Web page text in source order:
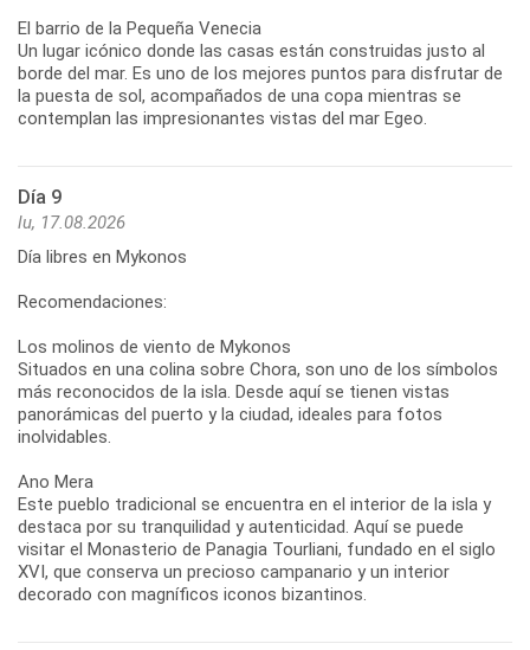
El barrio de la Pequeña Venecia
Un lugar icónico donde las casas están construidas justo al
borde del mar. Es uno de los mejores puntos para disfrutar de
la puesta de sol, acompañados de una copa mientras se
Día 9
lu, 17.08.2026
Día libres en Mykonos
Recomendaciones:
Los molinos de viento de Mykonos
Situados en una colina sobre Chora, son uno de los símbolos
más reconocidos de la isla. Desde aquí se tienen vistas
panorámicas del puerto y la ciudad, ideales para fotos
inolvidables.
Ano Mera
Este pueblo tradicional se encuentra en el interior de la isla y
destaca por su tranquilidad y autenticidad. Aquí se puede
visitar el Monasterio de Panagia Tourliani, fundado en el siglo
XVI, que conserva un precioso campanario y un interior
decorado con magníficos iconos bizantinos.